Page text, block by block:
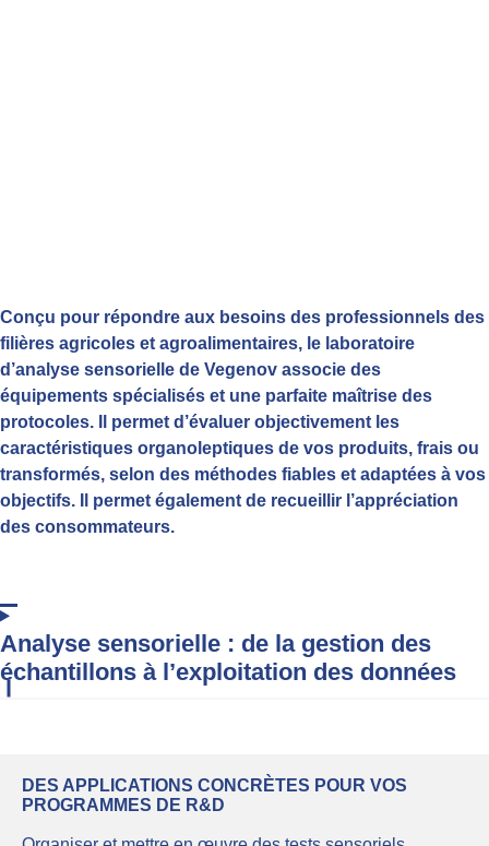
Conçu pour répondre aux besoins des professionnels des
filières agricoles et agroalimentaires, le laboratoire
d’analyse sensorielle de Vegenov associe des
équipements spécialisés et une parfaite maîtrise des
protocoles. Il permet d’évaluer objectivement les
caractéristiques organoleptiques de vos produits, frais ou
transformés, selon des méthodes fiables et adaptées à vos
objectifs. Il permet également de recueillir l’appréciation
des consommateurs.
Analyse sensorielle : de la gestion des
échantillons à l’exploitation des données
DES APPLICATIONS CONCRÈTES POUR VOS
PROGRAMMES DE R&D